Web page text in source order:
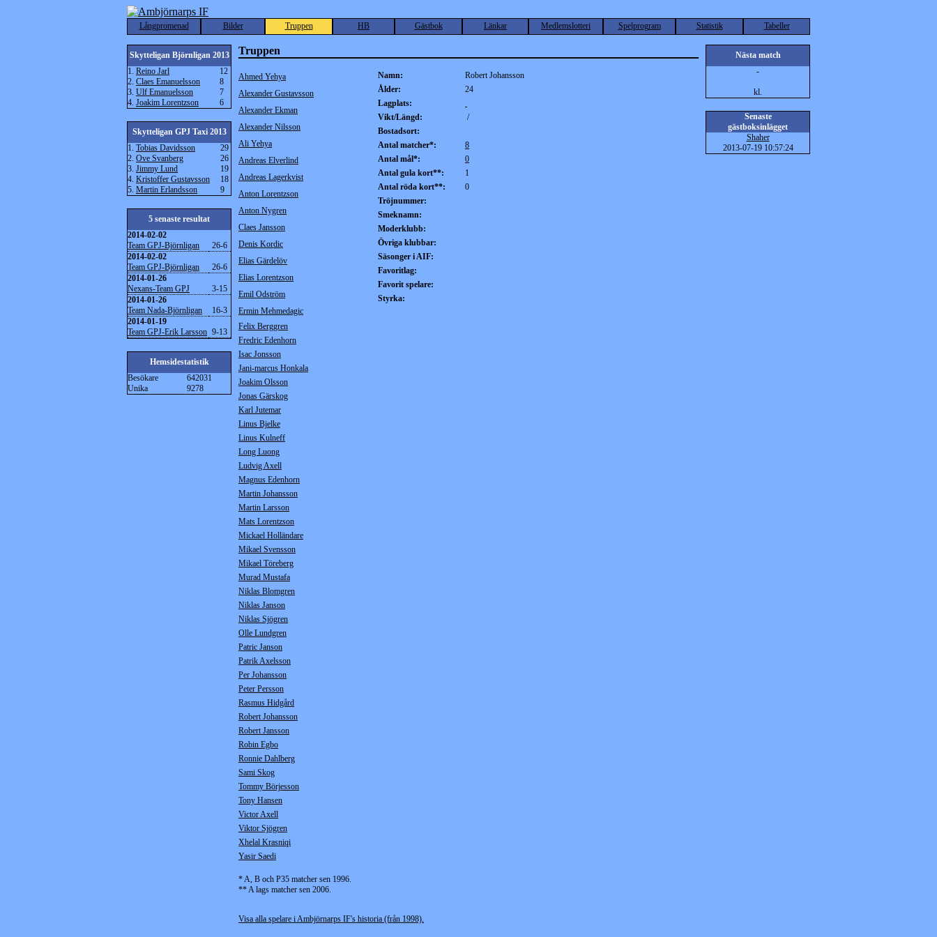
Långpromenad Bilder Truppen HB Gästbok Länkar Medlemslotteri Spelprogram Statistik Tabeller
Skytteligan Björnligan 2013
1. Reino Jarl
12
2. Claes Emanuelsson
8
3. Ulf Emanuelsson
7
4. Joakim Lorentzson 6
Skytteligan GPJ Taxi 2013
1. Tobias Davidsson
29
2. Ove Svanberg
26
3. Jimmy Lund
19
4. Kristoffer Gustavsson
18
5. Martin Erlandsson 9
5 senaste resultat
2014-02-02
Team GPJ-Björnligan
26-6
2014-02-02
Team GPJ-Björnligan
26-6
2014-01-26
Nexans-Team GPJ
3-15
2014-01-26
Team Nada-Björnligan
16-3
2014-01-19
Team GPJ-Erik Larsson 9-13
Hemsidestatistik
Besökare
642031
Unika
9278
Truppen
Ahmed Yehya Namn:
Robert Johansson
Ålder:
24
Lagplats:
Vikt/Längd:
/
Bostadsort:
Antal matcher*:
8
Antal mål*:
0
Antal gula kort**:
1
Antal röda kort**:
0
Tröjnummer:
Smeknamn:
Moderklubb:
Övriga klubbar:
Säsonger i AIF:
Favoritlag:
Favorit spelare:
Styrka:
Alexander Gustavsson
Alexander Ekman
Alexander Nilsson
Ali Yehya
Andreas Elverlind
Andreas Lagerkvist
Anton Lorentzson
Anton Nygren
Claes Jansson
Denis Kordic
Elias Gärdelöv
Elias Lorentzson
Emil Odström
Ermin Mehmedagic
Felix Berggren
Fredric Edenhorn
Isac Jonsson
Jani-marcus Honkala
Joakim Olsson
Jonas Gärskog
Karl Jutemar
Linus Bjelke
Linus Kulneff
Long Luong
Ludvig Axell
Magnus Edenhorn
Martin Johansson
Martin Larsson
Mats Lorentzson
Mickael Holländare
Mikael Svensson
Mikael Töreberg
Murad Mustafa
Niklas Blomgren
Niklas Janson
Niklas Sjögren
Olle Lundgren
Patric Janson
Patrik Axelsson
Per Johansson
Peter Persson
Rasmus Hidgård
Robert Johansson
Robert Jansson
Robin Egbo
Ronnie Dahlberg
Sami Skog
Tommy Börjesson
Tony Hansen
Victor Axell
Viktor Sjögren
Xhelal Krasniqi
Yasir Saedi
* A, B och P35 matcher sen 1996.
** A lags matcher sen 2006.
Visa alla spelare i Ambjörnarps IF's historia (från 1998).
Nästa match
-
kl.
Senaste
gästboksinlägget
Shaher
2013-07-19 10:57:24